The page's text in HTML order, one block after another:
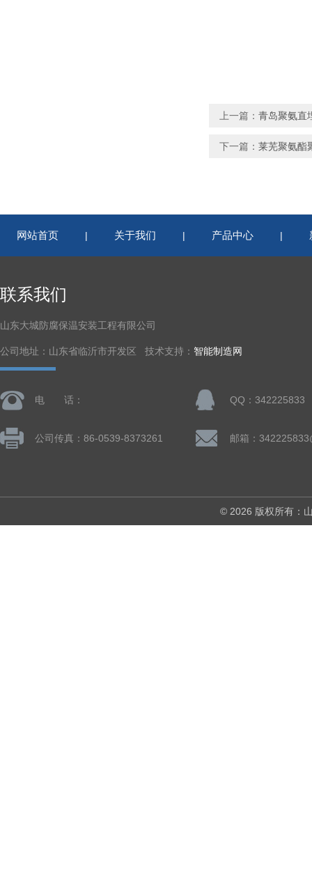
上一篇： 青岛聚氨直
下一篇： 莱芜聚氨酯
网站首页 | 关于我们 | 产品中心 |
联系我们
山东大城防腐保温安装工程有限公司
公司地址：山东省临沂市开发区 技术支持： 智能制造网
电 话： QQ：342225833
公司传真：86-0539-8373261 邮箱：
© 2026 版权所有：